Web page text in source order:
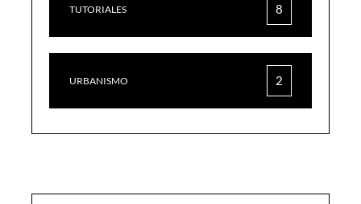
TUTORIALES 8
URBANISMO 2